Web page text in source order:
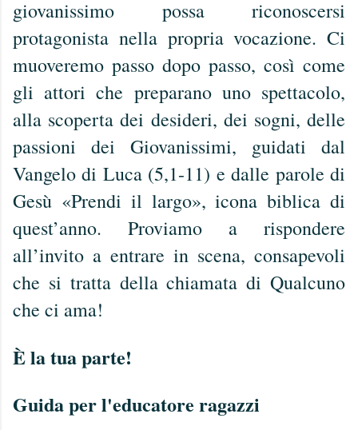
giovanissimo possa riconoscersi
protagonista nella propria vocazione. Ci
muoveremo passo dopo passo, così come
gli attori che preparano uno spettacolo,
alla scoperta dei desideri, dei sogni, delle
passioni dei Giovanissimi, guidati dal
Vangelo di Luca (5,1-11) e dalle parole di
Gesù «Prendi il largo», icona biblica di
quest’anno. Proviamo a rispondere
all’invito a entrare in scena, consapevoli
che si tratta della chiamata di Qualcuno
che ci ama!
È la tua parte!
Guida per l'educatore ragazzi